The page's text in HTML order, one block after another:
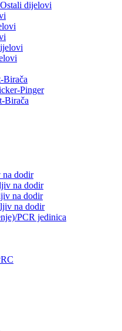
dijelovi
Birača
Pinger
Birača
na dodir
na dodir
na dodir
na dodir
PCR jedinica